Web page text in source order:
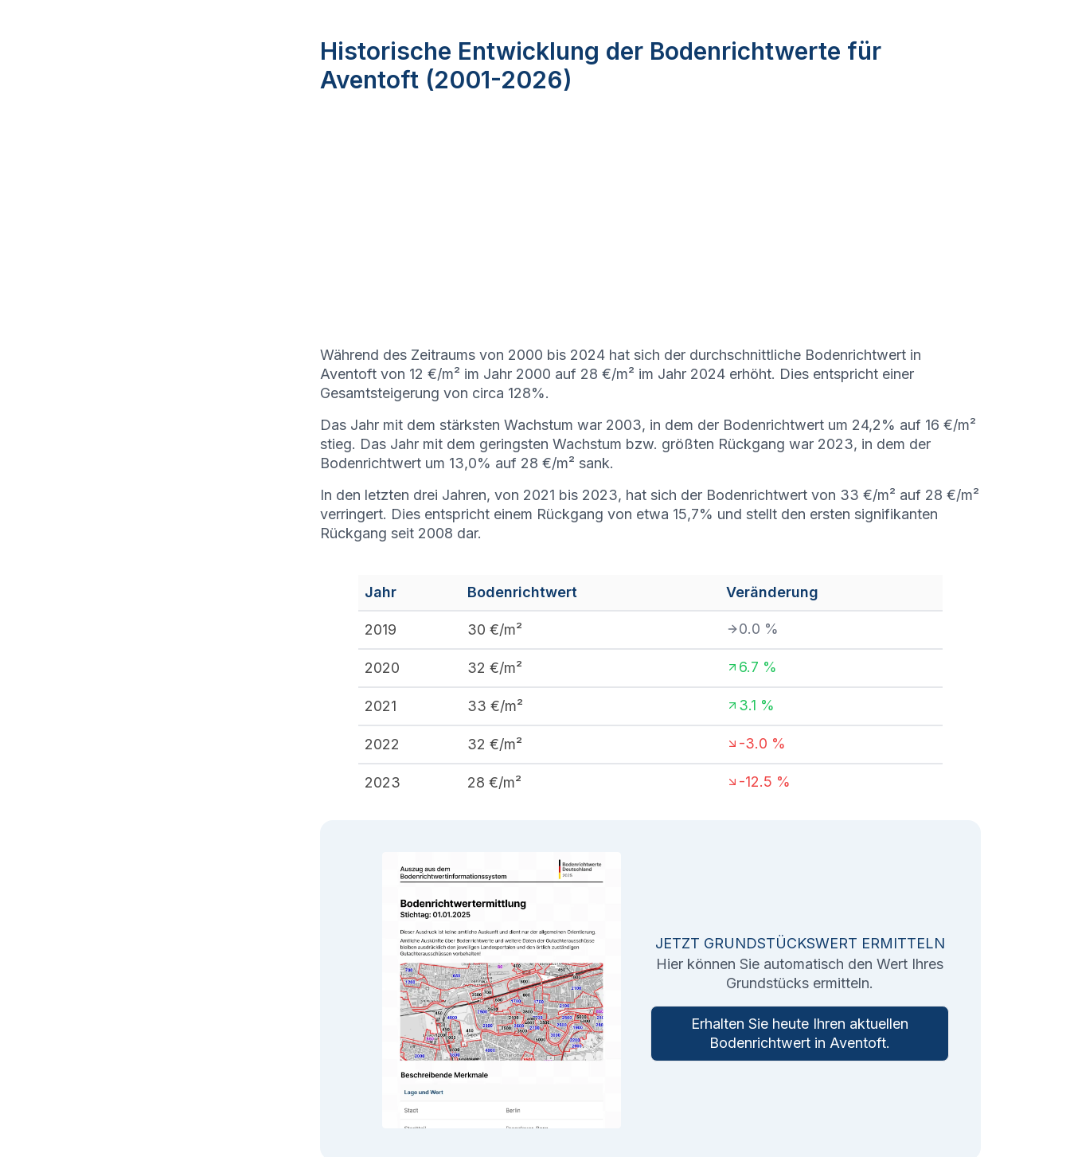
Historische Entwicklung der Bodenrichtwerte für
Aventoft (2001-2026)
Während des Zeitraums von 2000 bis 2024 hat sich der durchschnittliche Bodenrichtwert in
Aventoft von 12 €/m² im Jahr 2000 auf 28 €/m² im Jahr 2024 erhöht. Dies entspricht einer
Gesamtsteigerung von circa 128%.
Das Jahr mit dem stärksten Wachstum war 2003, in dem der Bodenrichtwert um 24,2% auf 16 €/m²
stieg. Das Jahr mit dem geringsten Wachstum bzw. größten Rückgang war 2023, in dem der
Bodenrichtwert um 13,0% auf 28 €/m² sank.
In den letzten drei Jahren, von 2021 bis 2023, hat sich der Bodenrichtwert von 33 €/m² auf 28 €/m²
verringert. Dies entspricht einem Rückgang von etwa 15,7% und stellt den ersten signifikanten
Rückgang seit 2008 dar.
Jahr Bodenrichtwert Veränderung
2019 30 €/m² 0.0 %
2020 32 €/m² 6.7 %
2021 33 €/m² 3.1 %
2022 32 €/m² -3.0 %
2023 28 €/m² -12.5 %
JETZT GRUNDSTÜCKSWERT ERMITTELN
Hier können Sie automatisch den Wert Ihres
Grundstücks ermitteln.
Erhalten Sie heute Ihren aktuellen
Bodenrichtwert in Aventoft.